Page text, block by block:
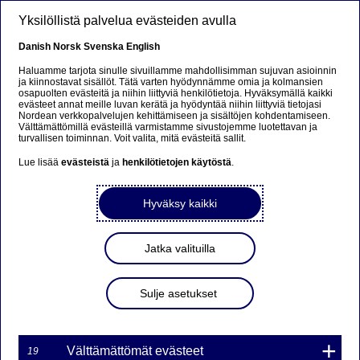
Taloustaidot
2025-12-01
Yksilöllistä palvelua evästeiden avulla
Danish Norsk Svenska English
Haluamme tarjota sinulle sivuillamme mahdollisimman sujuvan asioinnin
ja kiinnostavat sisällöt. Tätä varten hyödynnämme omia ja kolmansien
osapuolten evästeitä ja niihin liittyviä henkilötietoja. Hyväksymällä kaikki
evästeet annat meille luvan kerätä ja hyödyntää niihin liittyviä tietojasi
Nordean verkkopalvelujen kehittämiseen ja sisältöjen kohdentamiseen.
Välttämättömillä evästeillä varmistamme sivustojemme luotettavan ja
turvallisen toiminnan. Voit valita, mitä evästeitä sallit.
Lue lisääevästeistä ja henkilötietojen käytöstä.
Hyväksy kaikki
Jatka valituilla
Sulje asetukset
19 Välttämättömät evästeet